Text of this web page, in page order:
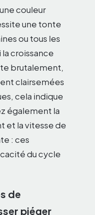
couleur
une tonte
ou tous les
la croissance
brutalement,
clairsemées
cela indique
également la
et la vitesse de
: ces
du cycle
de
piéger